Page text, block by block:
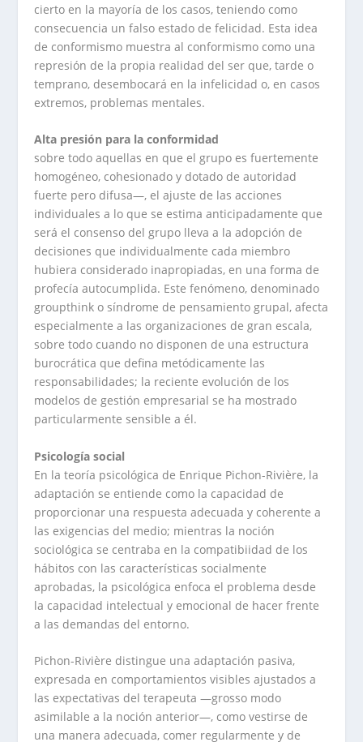
cierto en la mayoría de los casos, teniendo como
consecuencia un falso estado de felicidad. Esta idea
de conformismo muestra al conformismo como una
represión de la propia realidad del ser que, tarde o
temprano, desembocará en la infelicidad o, en casos
extremos, problemas mentales.
Alta presión para la conformidad
sobre todo aquellas en que el grupo es fuertemente
homogéneo, cohesionado y dotado de autoridad
fuerte pero difusa—, el ajuste de las acciones
individuales a lo que se estima anticipadamente que
será el consenso del grupo lleva a la adopción de
decisiones que individualmente cada miembro
hubiera considerado inapropiadas, en una forma de
profecía autocumplida. Este fenómeno, denominado
groupthink o síndrome de pensamiento grupal, afecta
especialmente a las organizaciones de gran escala,
sobre todo cuando no disponen de una estructura
burocrática que defina metódicamente las
responsabilidades; la reciente evolución de los
modelos de gestión empresarial se ha mostrado
particularmente sensible a él.
Psicología social
En la teoría psicológica de Enrique Pichon-Rivière, la
adaptación se entiende como la capacidad de
proporcionar una respuesta adecuada y coherente a
las exigencias del medio; mientras la noción
sociológica se centraba en la compatibiidad de los
hábitos con las características socialmente
aprobadas, la psicológica enfoca el problema desde
la capacidad intelectual y emocional de hacer frente
a las demandas del entorno.
Pichon-Rivière distingue una adaptación pasiva,
expresada en comportamientos visibles ajustados a
las expectativas del terapeuta —grosso modo
asimilable a la noción anterior—, como vestirse de
una manera adecuada, comer regularmente y de